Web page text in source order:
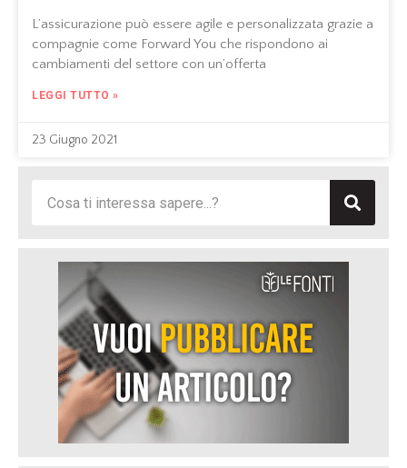
L’assicurazione può essere agile e personalizzata grazie a
compagnie come Forward You che rispondono ai
cambiamenti del settore con un’offerta
LEGGI TUTTO »
23 Giugno 2021